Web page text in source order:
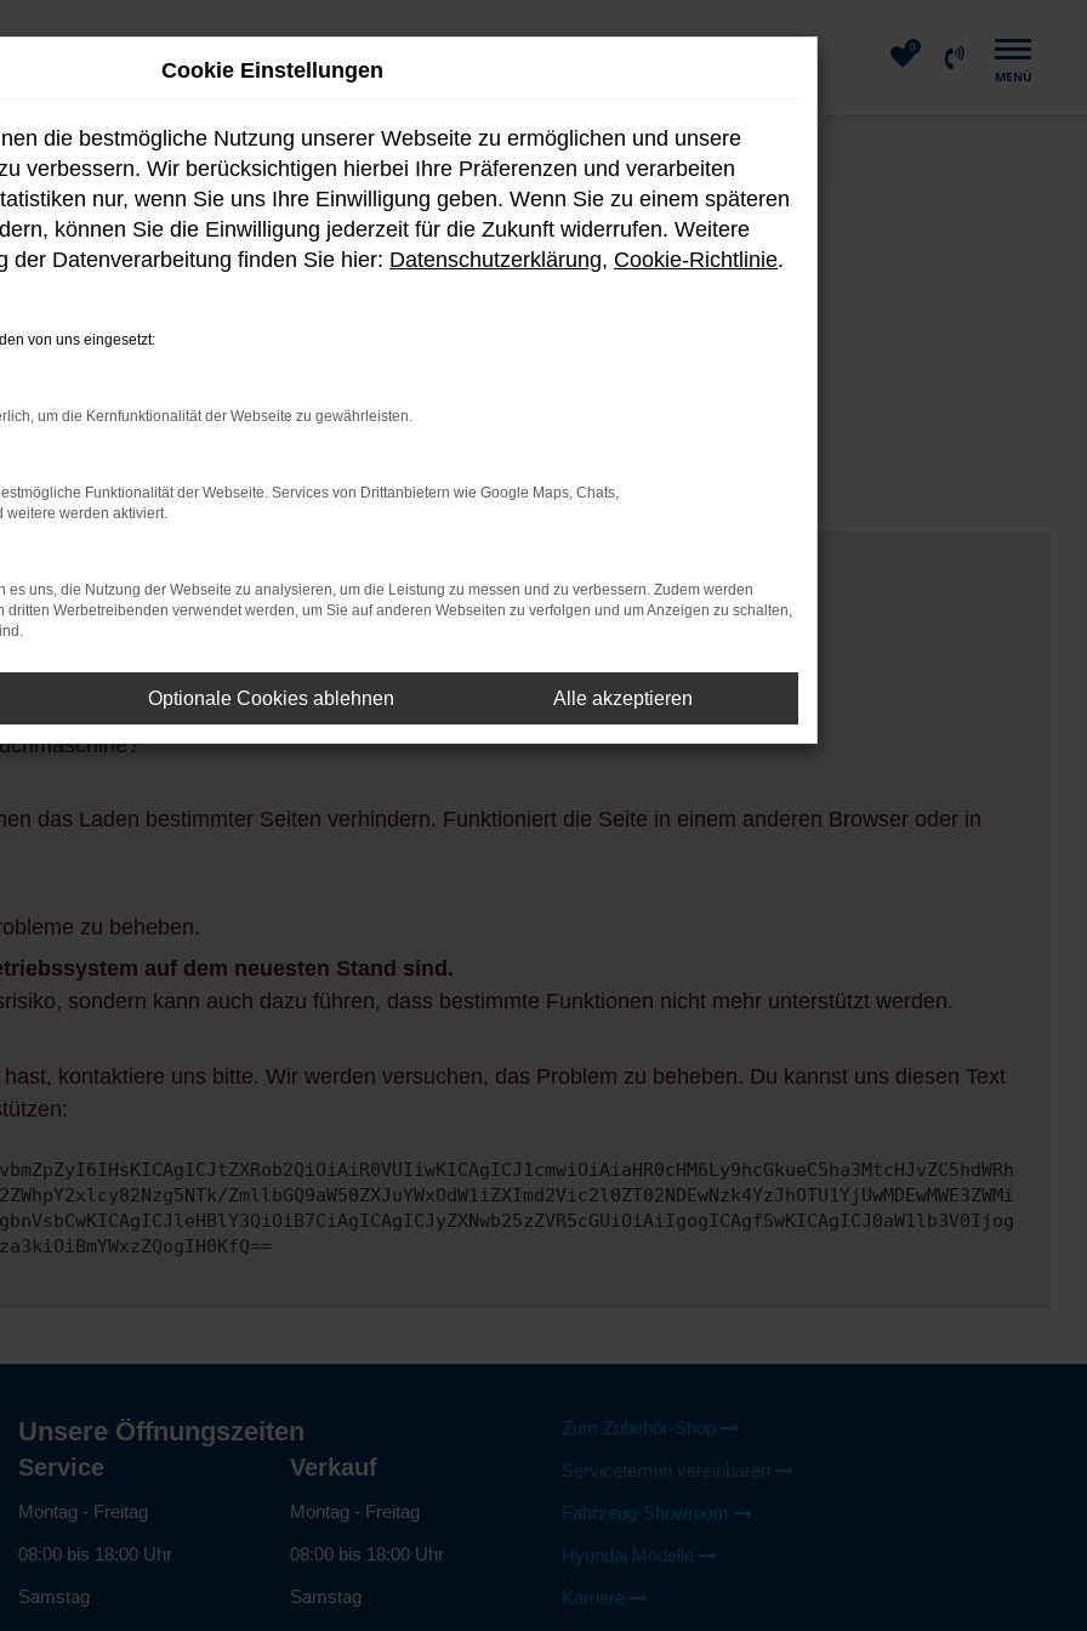
MENÜ
0
Showroom
Bestand an Hyundai Fahrzeugen.
das Laden bestimmter Seiten verhindern. Funktioniert die Seite in einem anderen Browser oder in
zu beheben.
auf dem neuesten Stand sind.
sondern kann auch dazu führen, dass bestimmte Funktionen nicht mehr unterstützt werden.
kontaktiere uns bitte. Wir werden versuchen, das Problem zu beheben. Du kannst uns diesen Text
ZmllbGQ9aW50ZXJuYWxOdW1iZXImd2Vic2l0ZT02NDEwNzk4YzJhOTU1YjUwMDEwMWE3ZWMi
Unsere Öffnungszeiten
Service
Montag - Freitag
08:00 bis 18:00 Uhr
Samstag
Verkauf
Montag - Freitag
08:00 bis 18:00 Uhr
Samstag
Zum Zubehör-Shop
Servicetermin vereinbaren
Fahrzeug-Showroom
Hyundai Modelle
Karriere
Cookie Einstellungen
die bestmögliche Nutzung unserer Webseite zu ermöglichen und unsere
verbessern. Wir berücksichtigen hierbei Ihre Präferenzen und verarbeiten
nur, wenn Sie uns Ihre Einwilligung geben. Wenn Sie zu einem späteren
können Sie die Einwilligung jederzeit für die Zukunft widerrufen. Weitere
der Datenverarbeitung finden Sie hier: Datenschutzerklärung, Cookie-Richtlinie.
von uns eingesetzt:
um die Kernfunktionalität der Webseite zu gewährleisten.
Funktionalität der Webseite. Services von Drittanbietern wie Google Maps, Chats,
weitere werden aktiviert.
es uns, die Nutzung der Webseite zu analysieren, um die Leistung zu messen und zu verbessern. Zudem werden
dritten Werbetreibenden verwendet werden, um Sie auf anderen Webseiten zu verfolgen und um Anzeigen zu schalten,
Optionale Cookies ablehnen Alle akzeptieren